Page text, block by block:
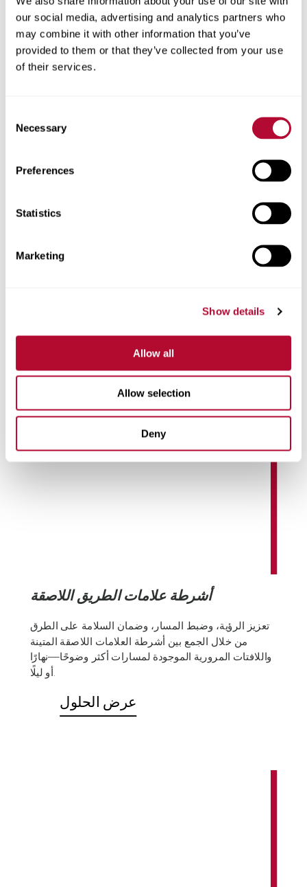
our social media, advertising and analytics partners who
may combine it with other information that you’ve
provided to them or that they’ve collected from your use
of their services.
Selection
Necessary
Preferences
Statistics
Marketing
Show details
Allow all
Allow selection
Deny
عرض الحلول
(LCDs) والأجهزة الإلكترونية المُخصصة، للبيئات الصناعية
تعرّف على المزيد
أشرطة علامات الطريق اللاصقة
تعزيز الرؤية، وضبط المسار، وضمان السلامة على الطرق
من خلال الجمع بين أشرطة العلامات اللاصقة المتينة
واللافتات المرورية الموجودة لمسارات أكثر وضوحًا—نهارًا
عرض الحلول